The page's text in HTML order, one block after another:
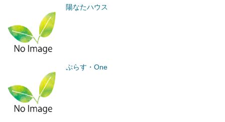
陽なたハウス
ぷらす・One